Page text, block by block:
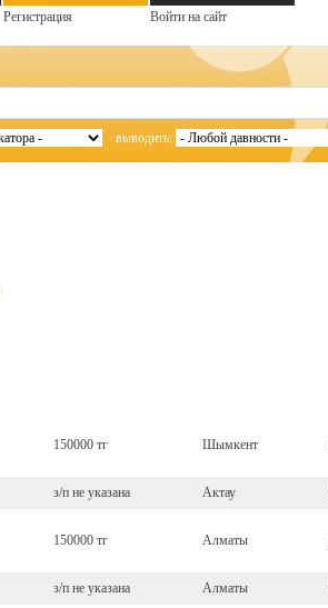
Регистрация Войти на сайт
выводить:
150000 тг Шымкент
з/п не указана Актау
150000 тг Алматы
з/п не указана Алматы